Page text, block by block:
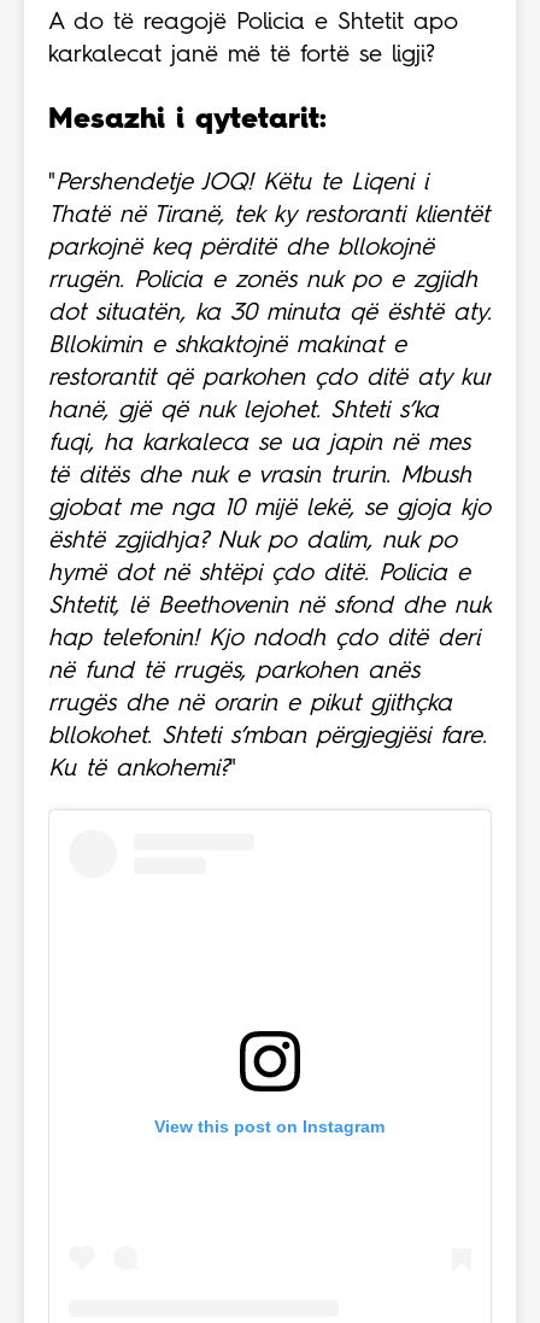
A do të reagojë Policia e Shtetit apo
karkalecat janë më të fortë se ligji?
Mesazhi i qytetarit:
"Pershendetje JOQ! Këtu te Liqeni i
Thatë në Tiranë, tek ky restoranti klientët
parkojnë keq përditë dhe bllokojnë
rrugën. Policia e zonës nuk po e zgjidh
dot situatën, ka 30 minuta që është aty.
Bllokimin e shkaktojnë makinat e
restorantit që parkohen çdo ditë aty kur
hanë, gjë që nuk lejohet. Shteti s’ka
fuqi, ha karkaleca se ua japin në mes
të ditës dhe nuk e vrasin trurin. Mbush
gjobat me nga 10 mijë lekë, se gjoja kjo
është zgjidhja? Nuk po dalim, nuk po
hymë dot në shtëpi çdo ditë. Policia e
Shtetit, lë Beethovenin në sfond dhe nuk
hap telefonin! Kjo ndodh çdo ditë deri
në fund të rrugës, parkohen anës
rrugës dhe në orarin e pikut gjithçka
bllokohet. Shteti s’mban përgjegjësi fare.
Ku të ankohemi?"
View this post on Instagram